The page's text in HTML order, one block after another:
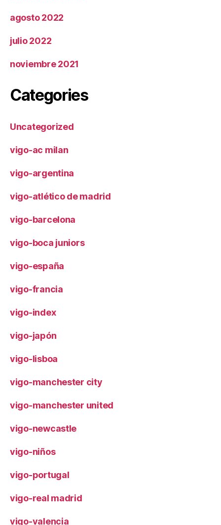
agosto 2022
julio 2022
noviembre 2021
Categories
Uncategorized
vigo-ac milan
vigo-argentina
vigo-atlético de madrid
vigo-barcelona
vigo-boca juniors
vigo-españa
vigo-francia
vigo-index
vigo-japón
vigo-lisboa
vigo-manchester city
vigo-manchester united
vigo-newcastle
vigo-niños
vigo-portugal
vigo-real madrid
vigo-valencia